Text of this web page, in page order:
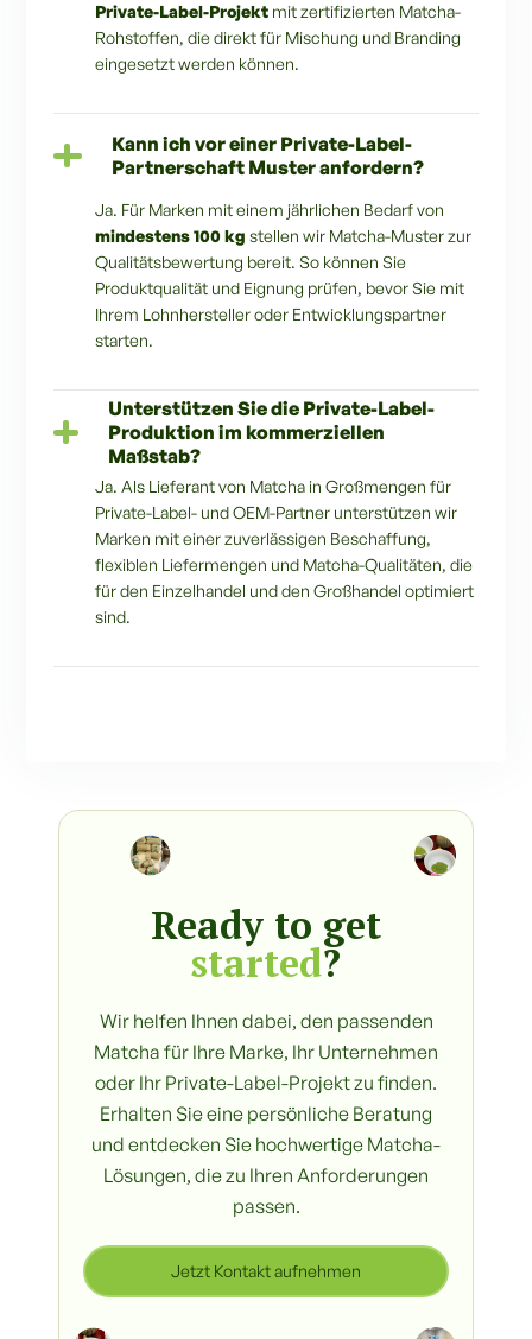
Private-Label-Projektmit zertifizierten Matcha-
Rohstoffen, die direkt für Mischung und Branding
eingesetzt werden können.
Kann ich vor einer Private-Label-
Partnerschaft Muster anfordern?
Ja. Für Marken mit einem jährlichen Bedarf von
mindestens 100 kg stellen wir Matcha-Muster zur
Qualitätsbewertung bereit. So können Sie
Produktqualität und Eignung prüfen, bevor Sie mit
Ihrem Lohnhersteller oder Entwicklungspartner
starten.
Unterstützen Sie die Private-Label-
Produktion im kommerziellen
Maßstab?
Ja. Als Lieferant von Matcha in Großmengen für
Private-Label- und OEM-Partner unterstützen wir
Marken mit einer zuverlässigen Beschaffung,
flexiblen Liefermengen und Matcha-Qualitäten, die
für den Einzelhandel und den Großhandel optimiert
sind.
Ready to get
started?
Wir helfen Ihnen dabei, den passenden
Matcha für Ihre Marke, Ihr Unternehmen
oder Ihr Private-Label-Projekt zu finden.
Erhalten Sie eine persönliche Beratung
und entdecken Sie hochwertige Matcha-
Lösungen, die zu Ihren Anforderungen
passen.
Jetzt Kontakt aufnehmen